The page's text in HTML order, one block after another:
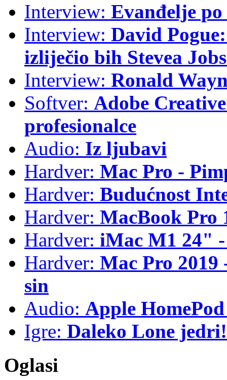
Interview: Evanđelje
Interview: David
izliječio bih Stevea
Interview: Ronald
Softver: Adobe
profesionalce
Audio: Iz ljubavi
Hardver: Mac Pro -
Hardver: Budućnost
Hardver: MacBook Pro
Hardver: iMac M1 24"
Hardver: Mac Pro
sin
Audio: Apple
Igre: Daleko Lone jedri!
Oglasi